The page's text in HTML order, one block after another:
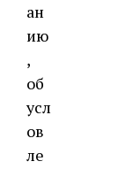
ан
ию
,
об
усл
ов
ле